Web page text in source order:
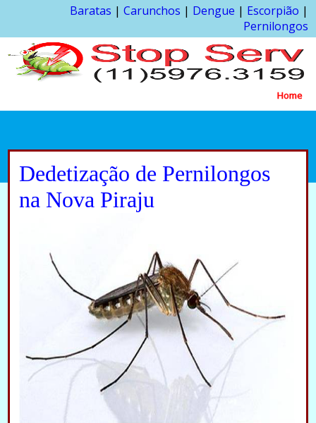
Baratas | Carunchos | Dengue | Escorpião |
Pernilongos
Home
Dedetização de Pernilongos
na Nova Piraju